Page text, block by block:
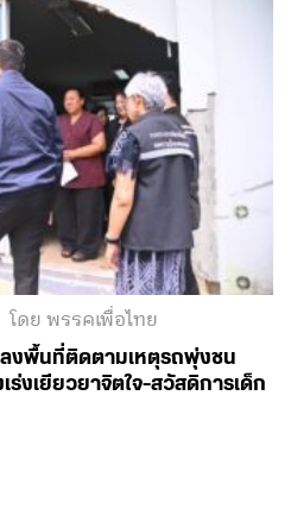
โดย พรรคเพื่อไทย
ลงพื้นที่ติดตามเหตุรถพุ่งชน
งเยียวยาจิตใจ-สวัสดิการเด็ก